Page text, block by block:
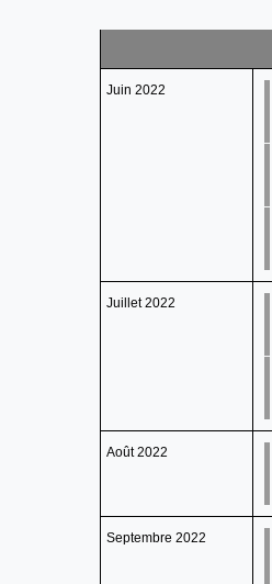
Juin 2022
Juillet 2022
Août 2022
Septembre 2022